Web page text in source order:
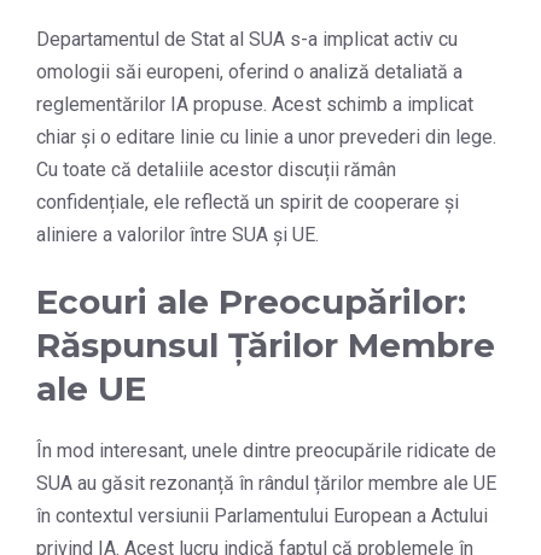
Departamentul de Stat al SUA s-a implicat activ cu
omologii săi europeni, oferind o analiză detaliată a
reglementărilor IA propuse. Acest schimb a implicat
chiar și o editare linie cu linie a unor prevederi din lege.
Cu toate că detaliile acestor discuții rămân
confidențiale, ele reflectă un spirit de cooperare și
aliniere a valorilor între SUA și UE.
Ecouri ale Preocupărilor:
Răspunsul Țărilor Membre
ale UE
În mod interesant, unele dintre preocupările ridicate de
SUA au găsit rezonanță în rândul țărilor membre ale UE
în contextul versiunii Parlamentului European a Actului
privind IA. Acest lucru indică faptul că problemele în